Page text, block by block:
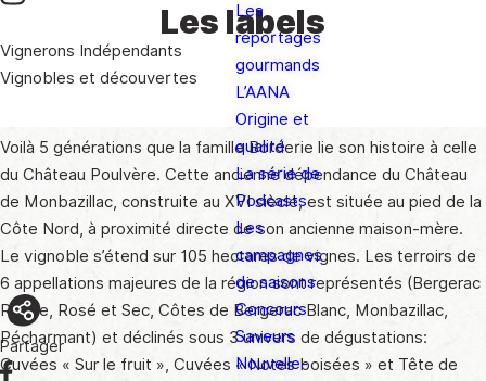
Les
reportages
gourmands
L’AANA
Origine et
qualité
La série de
Podcasts
Les
campagnes
de saisons
Concours
Saveurs
Nouvelle-
Les labels
Vignerons Indépendants
Vignobles et découvertes
Voilà 5 générations que la famille Borderie lie son histoire à celle
du Château Poulvère. Cette ancienne dépendance du Château
de Monbazillac, construite au XVI siècle, est située au pied de la
Côte Nord, à proximité directe de son ancienne maison-mère.
Le vignoble s’étend sur 105 hectares de vignes. Les terroirs de
6 appellations majeures de la région sont représentés (Bergerac
Rouge, Rosé et Sec, Côtes de Bergerac Blanc, Monbazillac,
Pécharmant) et déclinés sous 3 univers de dégustations:
Cuvées « Sur le fruit », Cuvées « Notes boisées » et Tête de
Partager